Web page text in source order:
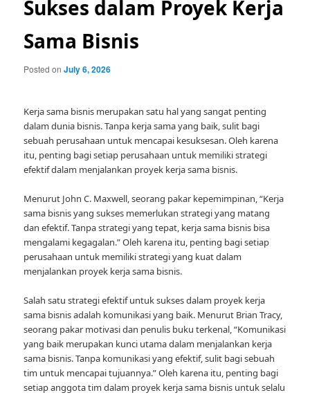
Sukses dalam Proyek Kerja
Sama Bisnis
Posted onJuly 6, 2026
Kerja sama bisnis merupakan satu hal yang sangat penting
dalam dunia bisnis. Tanpa kerja sama yang baik, sulit bagi
sebuah perusahaan untuk mencapai kesuksesan. Oleh karena
itu, penting bagi setiap perusahaan untuk memiliki strategi
efektif dalam menjalankan proyek kerja sama bisnis.
Menurut John C. Maxwell, seorang pakar kepemimpinan, “Kerja
sama bisnis yang sukses memerlukan strategi yang matang
dan efektif. Tanpa strategi yang tepat, kerja sama bisnis bisa
mengalami kegagalan.” Oleh karena itu, penting bagi setiap
perusahaan untuk memiliki strategi yang kuat dalam
menjalankan proyek kerja sama bisnis.
Salah satu strategi efektif untuk sukses dalam proyek kerja
sama bisnis adalah komunikasi yang baik. Menurut Brian Tracy,
seorang pakar motivasi dan penulis buku terkenal, “Komunikasi
yang baik merupakan kunci utama dalam menjalankan kerja
sama bisnis. Tanpa komunikasi yang efektif, sulit bagi sebuah
tim untuk mencapai tujuannya.” Oleh karena itu, penting bagi
setiap anggota tim dalam proyek kerja sama bisnis untuk selalu